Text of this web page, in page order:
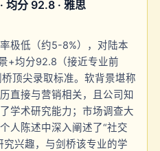
均分 92.8 · 雅思
极低（约5-8%），对陆本
+均分92.8（接近专业前
顶尖录取标准。软背景堪称
直接与营销相关，且公司知
学术研究能力；市场调查大
人陈述中深入阐述了“社交
兴趣，与剑桥该专业的学